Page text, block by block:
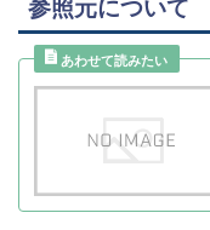
参照元について